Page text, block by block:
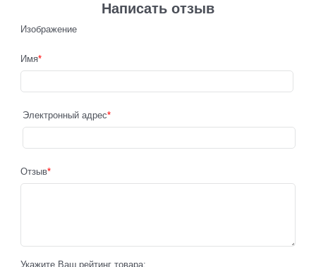
Написать отзыв
Изображение
Имя
Электронный адрес
Отзыв
Укажите Ваш рейтинг товара: